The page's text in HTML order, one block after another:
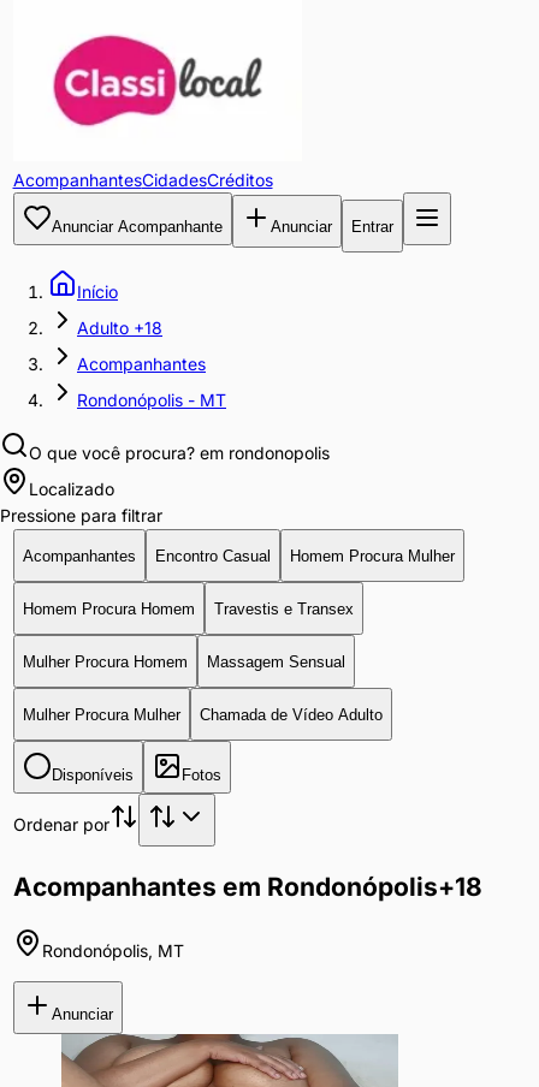
AcompanhantesCidadesCréditos
Anunciar Acompanhante Anunciar Entrar
Início
Adulto +18
Acompanhantes
Rondonópolis - MT
O que você procura? em rondonopolis
Localizado
Pressione para filtrar
Acompanhantes Encontro Casual Homem Procura Mulher
Homem Procura Homem Travestis e Transex
Mulher Procura Homem Massagem Sensual
Mulher Procura Mulher Chamada de Vídeo Adulto
Disponíveis Fotos
Ordenar por
Acompanhantes em Rondonópolis+18
Rondonópolis, MT
Anunciar